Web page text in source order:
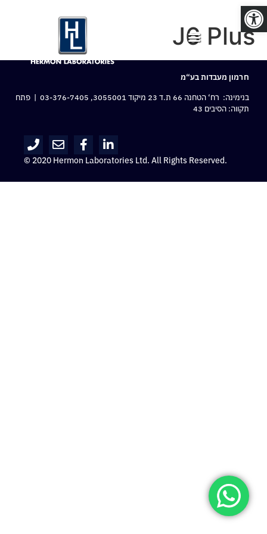
פתח סרגל נגישות
J6 Plus
חרמון מעבדות בע“מ
בנימינה: רח‘ הטחנה 66 ת.ד 23 מיקוד 3055001,
03-376-7405 | פתח
תקווה: הסיבים 43
© 2020 Hermon Laboratories Ltd. All Rights Reserved.